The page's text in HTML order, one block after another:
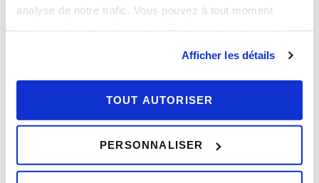
analyse de notre trafic. Vous pouvez à tout moment
Afficher les détails
TOUT AUTORISER
PERSONNALISER
IMMOBILIER 20/12/2021